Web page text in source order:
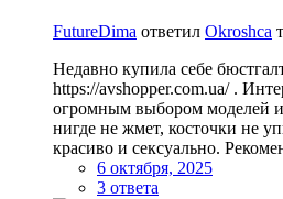
FutureDima ответил Okroshca
Недавно купила себе
https://avshopper.com.ua/ .
огромным выбором моделей и
нигде не жмет, косточки не
красиво и сексуально.
6 октября, 2025
3 ответа